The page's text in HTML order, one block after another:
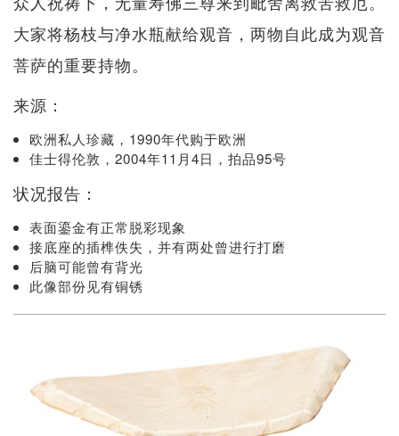
大家将杨枝与净水瓶献给观音，两物自此成为观音
菩萨的重要持物。
来源：
欧洲私人珍藏，1990年代购于欧洲
佳士得伦敦，2004年11月4日，拍品95号
状况报告：
表面鎏金有正常脱彩现象
接底座的插榫佚失，并有两处曾进行打磨
后脑可能曾有背光
此像部份见有铜锈